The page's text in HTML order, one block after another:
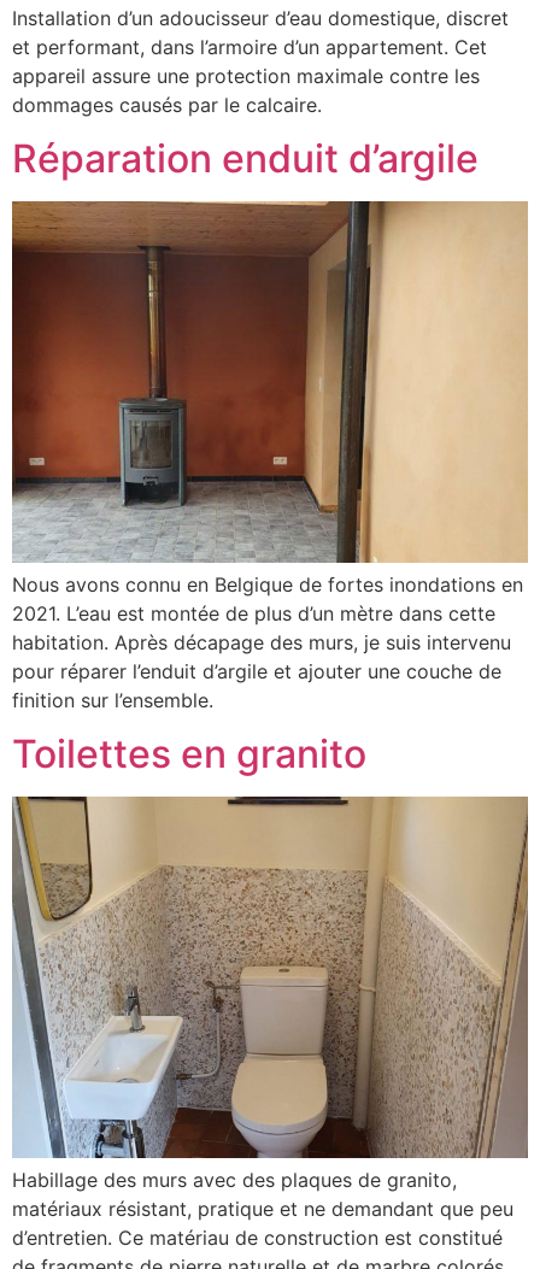
Installation d’un adoucisseur d’eau domestique, discret
et performant, dans l’armoire d’un appartement. Cet
appareil assure une protection maximale contre les
dommages causés par le calcaire.
Réparation enduit d’argile
Nous avons connu en Belgique de fortes inondations en
2021. L’eau est montée de plus d’un mètre dans cette
habitation. Après décapage des murs, je suis intervenu
pour réparer l’enduit d’argile et ajouter une couche de
finition sur l’ensemble.
Toilettes en granito
Habillage des murs avec des plaques de granito,
matériaux résistant, pratique et ne demandant que peu
d’entretien. Ce matériau de construction est constitué